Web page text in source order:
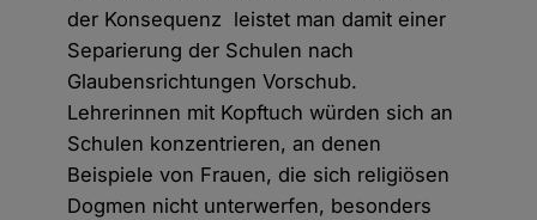
der Konsequenz leistet man damit einer
Separierung der Schulen nach
Glaubensrichtungen Vorschub.
Lehrerinnen mit Kopftuch würden sich an
Schulen konzentrieren, an denen
Beispiele von Frauen, die sich religiösen
Dogmen nicht unterwerfen, besonders